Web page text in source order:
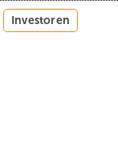
Investoren